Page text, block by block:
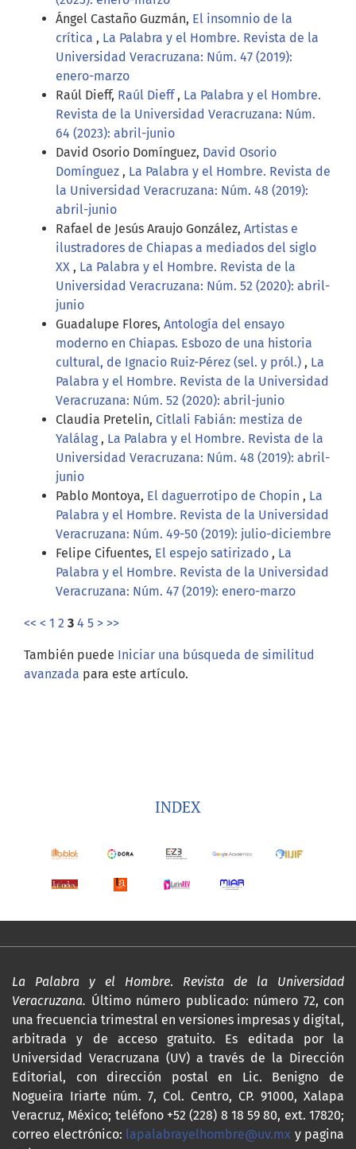
Ángel Castaño Guzmán, El insomnio de la
crítica , La Palabra y el Hombre. Revista de la
Universidad Veracruzana: Núm. 47 (2019):
enero-marzo
Raúl Dieff, Raúl Dieff, La Palabra y el Hombre.
Revista de la Universidad Veracruzana: Núm.
64 (2023): abril-junio
David Osorio Domínguez, David Osorio
Domínguez , La Palabra y el Hombre. Revista de
la Universidad Veracruzana: Núm. 48 (2019):
abril-junio
Rafael de Jesús Araujo González, Artistas e
ilustradores de Chiapas a mediados del siglo
XX , La Palabra y el Hombre. Revista de la
Universidad Veracruzana: Núm. 52 (2020): abril-
junio
Guadalupe Flores, Antología del ensayo
moderno en Chiapas. Esbozo de una historia
cultural, de Ignacio Ruiz-Pérez (sel. y pról.) , La
Palabra y el Hombre. Revista de la Universidad
Veracruzana: Núm. 52 (2020): abril-junio
Claudia Pretelin, Citlali Fabián: mestiza de
Yalálag, La Palabra y el Hombre. Revista de la
Universidad Veracruzana: Núm. 48 (2019): abril-
junio
Pablo Montoya, El daguerrotipo de Chopin , La
Palabra y el Hombre. Revista de la Universidad
Veracruzana: Núm. 49-50 (2019): julio-diciembre
Felipe Cifuentes, El espejo satirizado , La
Palabra y el Hombre. Revista de la Universidad
Veracruzana: Núm. 47 (2019): enero-marzo
<< < 1 2 3 4 5 > >>
También puede Iniciar una búsqueda de similitud
avanzada para este artículo.
INDEX
La Palabra y el Hombre. Revista de la Universidad
Veracruzana. Último número publicado: número 72, con
una frecuencia trimestral en versiones impresas y digital,
arbitrada y de acceso gratuito. Es editada por la
Universidad Veracruzana (UV) a través de la Dirección
Editorial, con dirección postal en Lic. Benigno de
Nogueira Iriarte núm. 7, Col. Centro, CP. 91000, Xalapa
Veracruz, México; teléfono +52 (228) 8 18 59 80, ext. 17820;
correo electrónico: lapalabrayelhombre@uv.mx y pagina